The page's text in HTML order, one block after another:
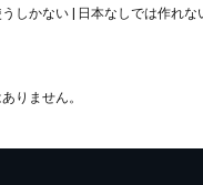
しかない | 日本なしでは作れな
りません。